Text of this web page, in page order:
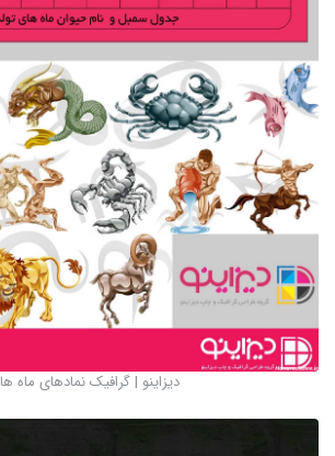
دیزاینو | گرافیک نمادهای ماه ها